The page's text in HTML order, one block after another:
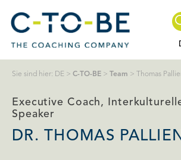
Sie sind hier: DE > C-TO-BE > Team > Thomas
Executive Coach,
Speaker
DR. THOMAS PALLIEN